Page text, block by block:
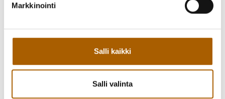
Markkinointi
Salli kaikki
Salli valinta
Kutsu kaveri mukaan!